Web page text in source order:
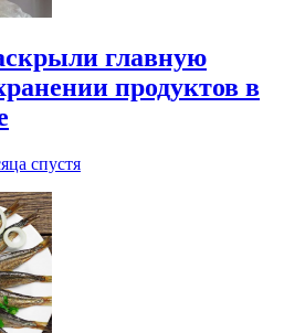
главную
продуктов в
спустя